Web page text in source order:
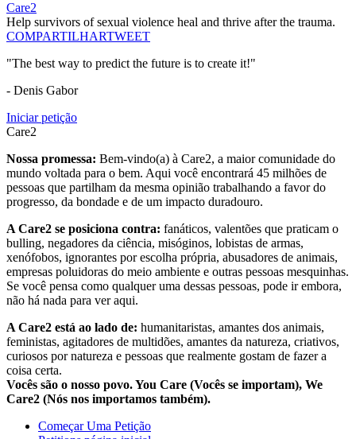
Care2
Help survivors of sexual violence heal and thrive after the trauma.
COMPARTILHARTWEET
"The best way to predict the future is to create it!"
- Denis Gabor
Iniciar petição
Care2
Nossa promessa: Bem-vindo(a) à Care2, a maior comunidade do
mundo voltada para o bem. Aqui você encontrará 45 milhões de
pessoas que partilham da mesma opinião trabalhando a favor do
progresso, da bondade e de um impacto duradouro.
A Care2 se posiciona contra: fanáticos, valentões que praticam o
bulling, negadores da ciência, misóginos, lobistas de armas,
xenófobos, ignorantes por escolha própria, abusadores de animais,
empresas poluidoras do meio ambiente e outras pessoas mesquinhas.
Se você pensa como qualquer uma dessas pessoas, pode ir embora,
não há nada para ver aqui.
A Care2 está ao lado de: humanitaristas, amantes dos animais,
feministas, agitadores de multidões, amantes da natureza, criativos,
curiosos por natureza e pessoas que realmente gostam de fazer a
coisa certa.
Vocês são o nosso povo. You Care (Vocês se importam), We
Care2 (Nós nos importamos também).
Começar Uma Petição